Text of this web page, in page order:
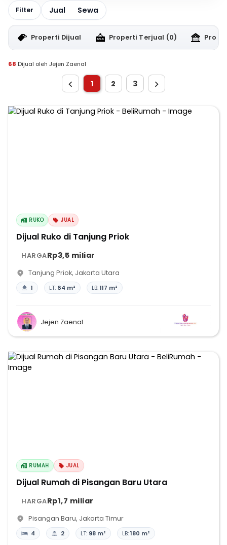
Filter Jual Sewa
Properti Dijual Properti Terjual (0)
68 Dijual oleh Jejen Zaenal
1 2 3
RUKO JUAL
Dijual Ruko di Tanjung Priok
HARGARp3,5 miliar
Tanjung Priok, Jakarta Utara
1 LT: 64 m² LB:117 m²
Jejen Zaenal
RUMAH JUAL
Dijual Rumah di Pisangan Baru Utara
HARGARp1,7 miliar
Pisangan Baru, Jakarta Timur
4 2 LT: 98 m² LB:180 m²